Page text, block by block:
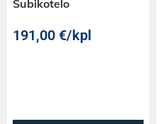
Subikotelo
191,00€/kpl